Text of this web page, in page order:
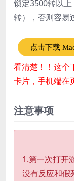
锁定3500转以
转），否则容易
点击下载
看清楚！！这个
卡片，手机端在
注意事项
1.第一次打开
没有反应和假